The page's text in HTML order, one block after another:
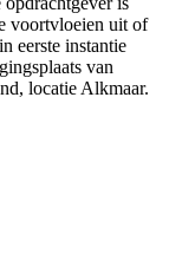
voortvloeien uit of
eerste instantie
van
locatie Alkmaar.